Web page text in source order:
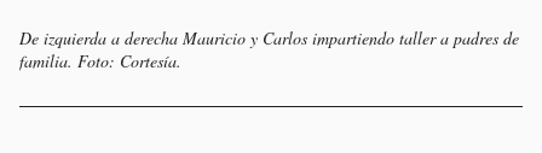
De izquierda a derecha Mauricio y Carlos impartiendo taller a padres de
familia. Foto: Cortesía.